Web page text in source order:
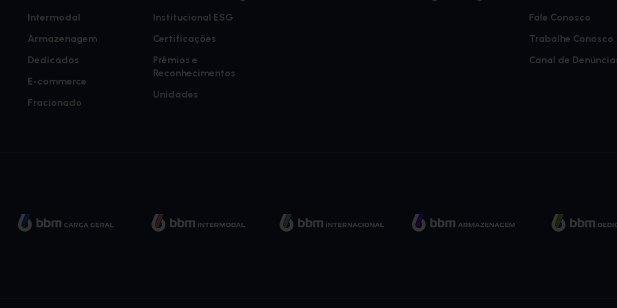
Intermodal
Armazenagem
Dedicados
E-commerce
Fracionado
Institucional ESG
Certificações
Prêmios e
Reconhecimentos
Unidades
Fale Conosco
Trabalhe Conosco
Canal de